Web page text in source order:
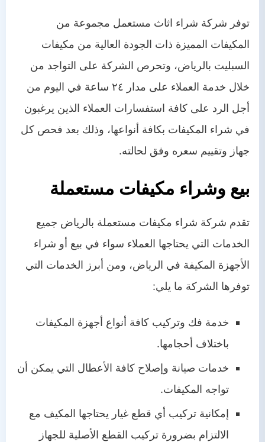
توفر شركة شراء اثاث مستعمل مجموعة من
المكيفات المميزة ذات الجودة العالية من مكيفات
السبليت بالرياض، وتحرص الشركة على التواجد من
خلال خدمة العملاء على مدار ٢٤ ساعة في اليوم من
أجل الرد على كافة استفسارات العملاء الذين يرغبون
في شراء المكيفات بكافة أنواعها، وذلك بعد فحص كل
جهاز وتقييم سعره وفق لحالته.
بيع وشراء مكيفات مستعملة
تقدم شركة شراء مكيفات مستعملة بالرياض جميع
الخدمات التي يحتاجها العملاء سواء في بيع أو شراء
الأجهزة المكيفة في الرياض، ومن أبرز الخدمات التي
توفرها الشركة ما يلي:
خدمة فك وتركيب كافة أنواع أجهزة المكيفات
باختلاف أحجامها.
خدمات صيانة وإصلاح كافة الأعطال التي يمكن أن
تواجه المكيفات.
إمكانية تركيب أي قطع غيار يحتاجها المكيف مع
الالتزام بضرورة تركيب القطع الأصلية للجهاز